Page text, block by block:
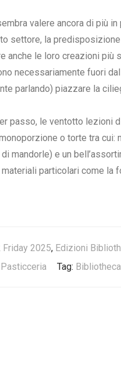
valere ancora di più
settore, la
anche le loro creazioni più
necessariamente fuori
parlando) piazzare la
passo, le ventotto lezioni
o torte tra
mandorle) e un
particolari come
Friday 2025, Edizioni
Pasticceria
Tag: